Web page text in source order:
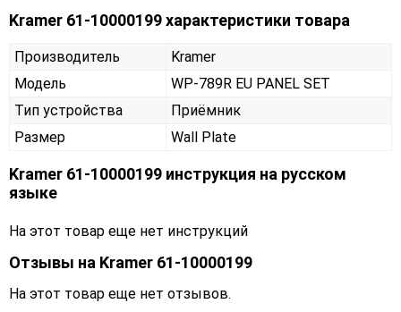
Kramer 61-10000199 характеристики товара
Производитель
Kramer
Модель
WP-789R EU PANEL SET
Тип устройства
Приёмник
Размер
Wall Plate
Kramer 61-10000199 инструкция на русском
языке
На этот товар еще нет инструкций
Отзывы на Kramer 61-10000199
На этот товар еще нет отзывов.